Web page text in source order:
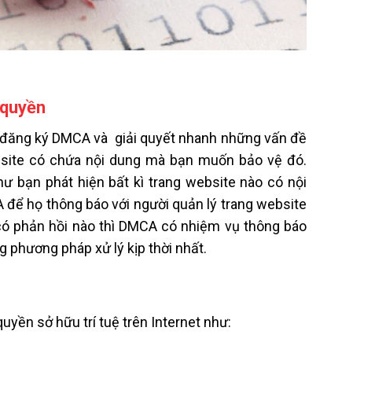
ký DMCA và giải quyết nhanh những vấn đề
có chứa nội dung mà bạn muốn bảo vệ đó.
bạn phát hiện bất kì trang website nào có nội
họ thông báo với người quản lý trang website
hồi nào thì DMCA có nhiệm vụ thông báo
phương pháp xử lý kịp thời nhất.
sở hữu trí tuệ trên Internet như: